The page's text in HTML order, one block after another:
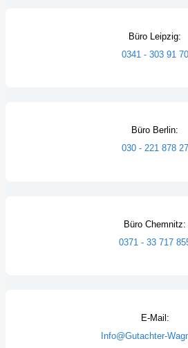
Büro Leipzig:
0341 - 303 91 70
Büro Berlin:
030 - 221 878 27
Büro Chemnitz:
0371 - 33 717
E-Mail:
Info@Gutachter-